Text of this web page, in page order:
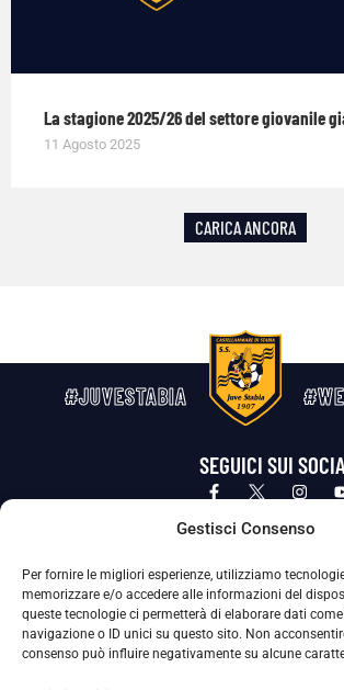
Gestisci Consenso
Per fornire le migliori esperienze, utilizziamo
memorizzare e/o accedere alle informazioni del
queste tecnologie ci permetterà di elaborare dati
navigazione o ID unici su questo sito. Non
consenso può influire negativamente su alcune
La stagione 2025/26 del settore giovanile
11 Agosto 2025
CARICA ANCORA
#JUVESTABIA
SEGUICI SUI
Privacy Policy Cookie Policy
La Società ha nominato il Responsabile della Protezione dei Dati Personali (DPO), figura
adottate dalla nostra Società per tutelare i Suoi dati
Per contattare il DPO può scrivere a